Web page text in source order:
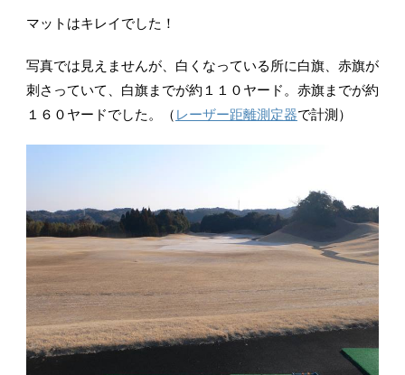
マットはキレイでした！
写真では見えませんが、白くなっている所に白旗、赤旗が
刺さっていて、白旗までが約１１０ヤード。赤旗までが約
１６０ヤードでした。（ レーザー距離測定器で計測）